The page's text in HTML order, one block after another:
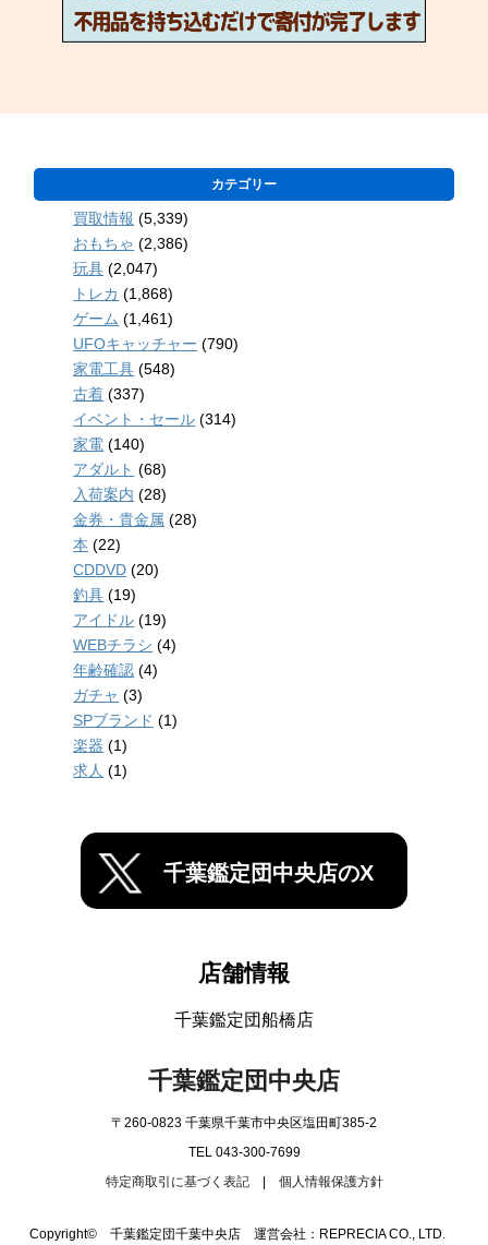
カテゴリー
買取情報 (5,339)
おもちゃ (2,386)
玩具 (2,047)
トレカ (1,868)
ゲーム (1,461)
UFOキャッチャー (790)
家電工具 (548)
古着 (337)
イベント・セール (314)
家電 (140)
アダルト (68)
入荷案内 (28)
金券・貴金属 (28)
本 (22)
CDDVD (20)
釣具 (19)
アイドル (19)
WEBチラシ (4)
年齢確認 (4)
ガチャ (3)
SPブランド (1)
楽器 (1)
求人 (1)
千葉鑑定団中央店のX
店舗情報
千葉鑑定団船橋店
千葉鑑定団中央店
〒260-0823 千葉県千葉市中央区塩田町385-2
TEL 043-300-7699
特定商取引に基づく表記| 個人情報保護方針
Copyright© 千葉鑑定団千葉中央店 運営会社：REPRECIA CO., LTD.